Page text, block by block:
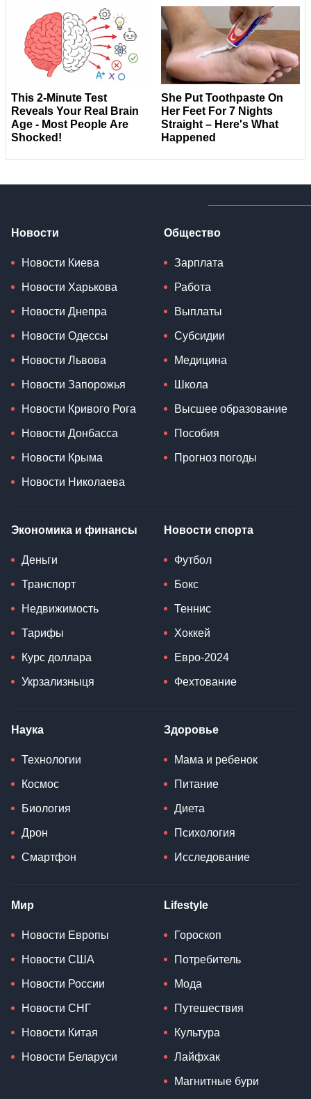
Новости
Новости Киева
Новости Харькова
Новости Днепра
Новости Одессы
Новости Львова
Новости Запорожья
Новости Кривого Рога
Новости Донбасса
Новости Крыма
Новости Николаева
Общество
Зарплата
Работа
Выплаты
Субсидии
Медицина
Школа
Высшее образование
Пособия
Прогноз погоды
Экономика и финансы
Деньги
Транспорт
Недвижимость
Тарифы
Курс доллара
Укрзализныця
Новости спорта
Футбол
Бокс
Теннис
Хоккей
Евро-2024
Фехтование
Наука
Технологии
Космос
Биология
Дрон
Смартфон
Здоровье
Мама и ребенок
Питание
Диета
Психология
Исследование
Мир
Новости Европы
Новости США
Новости России
Новости СНГ
Новости Китая
Новости Беларуси
Lifestyle
Гороскоп
Потребитель
Мода
Путешествия
Культура
Лайфхак
Магнитные бури